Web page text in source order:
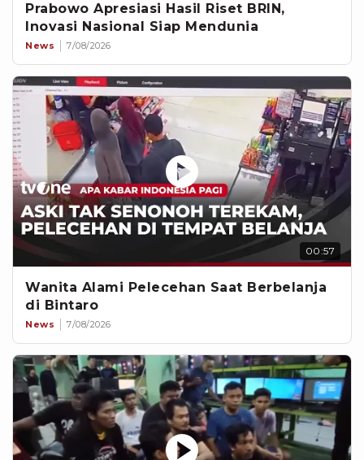
Prabowo Apresiasi Hasil Riset BRIN,
Inovasi Nasional Siap Mendunia
News 7/08/2026
00:57
Wanita Alami Pelecehan Saat Berbelanja
di Bintaro
News 7/08/2026